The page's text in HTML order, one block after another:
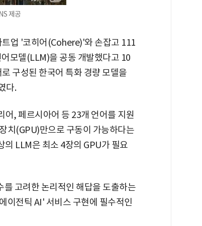
제공
트업 '코히어(Cohere)'와 손잡고 111
모델(LLM)을 공동 개발했다고 10
구성된 한국어 특화 경량 모델을
다.
, 페르시아어 등 23개 언어를 지원
치(GPU)만으로 구동이 가능하다는
의 LLM은 최소 4장의 GPU가 필요
고려한 논리적인 해답을 도출하는
이전틱 AI' 서비스 구현에 필수적인